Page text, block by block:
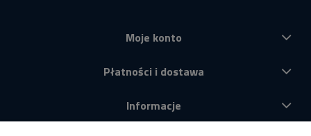
Moje konto
Płatności i dostawa
Informacje